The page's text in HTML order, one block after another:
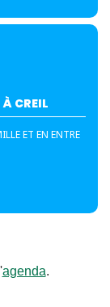
CREIL
ET EN ENTRE
agenda.